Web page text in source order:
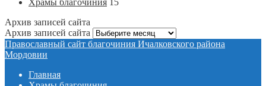
Архив записей сайта
Архив записей сайта
Православный сайт благочиния Ичалковского района
Мордовии
Главная